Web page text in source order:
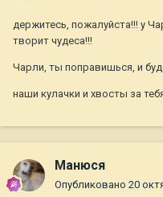
держитесь, пожалуйста!!! у
творит чудеса!!!
Чарли, ты поправишься, и
наши кулачки и хвосты за
Манюся
Опубликовано 20